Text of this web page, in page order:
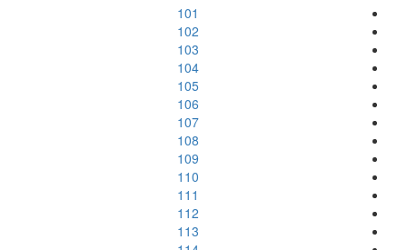
101
102
103
104
105
106
107
108
109
110
111
112
113